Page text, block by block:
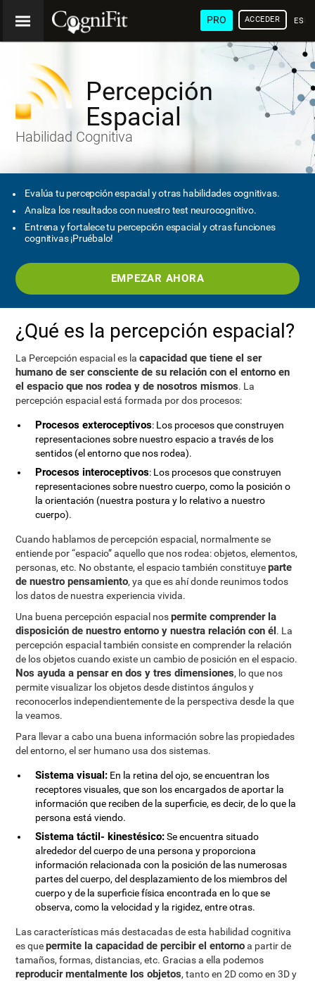
PRO ACCEDER
Percepción
Espacial
Habilidad Cognitiva
Evalúa tu percepción espacial y otras habilidades cognitivas.
Analiza los resultados con nuestro test neurocognitivo.
Entrena y fortalece tu percepción espacial y otras funciones
cognitivas ¡Pruébalo!
EMPEZAR AHORA
¿Qué es la percepción espacial?
La Percepción espacial es lacapacidad que tiene el ser
humano de ser consciente de su relación con el entorno en
el espacio que nos rodea y de nosotros mismos. La
percepción espacial está formada por dos procesos:
Procesos exteroceptivos: Los procesos que construyen
representaciones sobre nuestro espacio a través de los
sentidos (el entorno que nos rodea).
Procesos interoceptivos: Los procesos que construyen
representaciones sobre nuestro cuerpo, como la posición o
la orientación (nuestra postura y lo relativo a nuestro
cuerpo).
Cuando hablamos de percepción espacial, normalmente se
entiende por “espacio” aquello que nos rodea: objetos, elementos,
personas, etc. No obstante, el espacio también constituyeparte
de nuestro pensamiento, ya que es ahí donde reunimos todos
los datos de nuestra experiencia vivida.
Una buena percepción espacial nospermite comprender la
disposición de nuestro entorno y nuestra relación con él. La
percepción espacial también consiste en comprender la relación
de los objetos cuando existe un cambio de posición en el espacio.
Nos ayuda a pensar en dos y tres dimensiones, lo que nos
permite visualizar los objetos desde distintos ángulos y
reconocerlos independientemente de la perspectiva desde la que
la veamos.
Para llevar a cabo una buena información sobre las propiedades
del entorno, el ser humano usa dos sistemas.
Sistema visual: En la retina del ojo, se encuentran los
receptores visuales, que son los encargados de aportar la
información que reciben de la superficie, es decir, de lo que la
persona está viendo.
Sistema táctil- kinestésico:Se encuentra situado
alrededor del cuerpo de una persona y proporciona
información relacionada con la posición de las numerosas
partes del cuerpo, del desplazamiento de los miembros del
cuerpo y de la superficie física encontrada en lo que se
observa, como la velocidad y la rigidez, entre otras.
Las características más destacadas de esta habilidad cognitiva
es quepermite la capacidad de percibir el entornoa partir de
tamaños, formas, distancias, etc. Gracias a ella podemos
reproducir mentalmente los objetos, tanto en 2D como en 3D y